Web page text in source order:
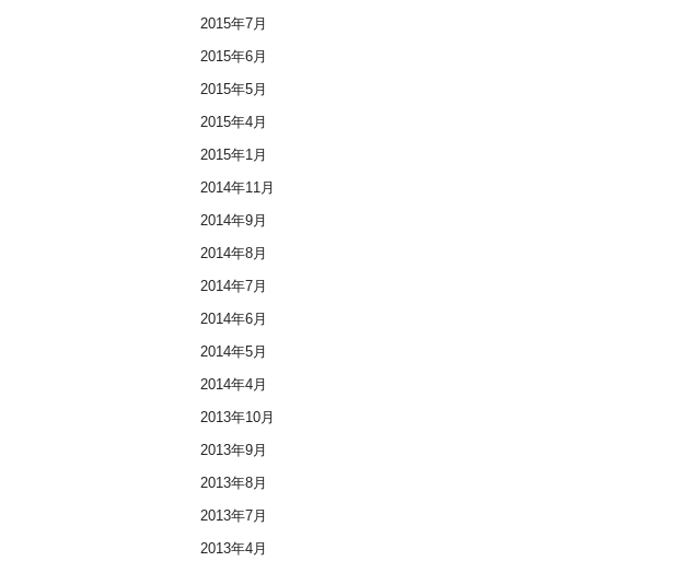
2015年7月
2015年6月
2015年5月
2015年4月
2015年1月
2014年11月
2014年9月
2014年8月
2014年7月
2014年6月
2014年5月
2014年4月
2013年10月
2013年9月
2013年8月
2013年7月
2013年4月